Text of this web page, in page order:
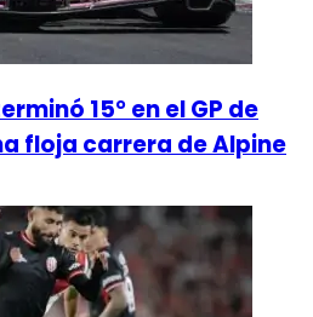
15° en el GP de
floja carrera de Alpine